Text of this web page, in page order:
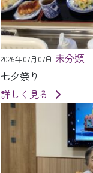
2026年07月07日 未分類
七夕祭り
詳しく見る